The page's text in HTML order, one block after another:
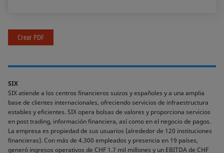
Crear PDF
SIX
SIX atiende a los centros financieros suizos y españoles y a una amplia
base de clientes internacionales, ofreciendo servicios de infraestructura
estables y eficientes. SIX opera bolsas de valores y proporciona servicios
en post trading, información financiera, así como en el negocio de pagos.
La empresa es propiedad de sus usuarios (alrededor de 120 instituciones
financieras). Con más de 4.300 empleados y presencia en 19 países,
generó ingresos operativos de CHF 1.7 mil millones y un EBITDA de CHF